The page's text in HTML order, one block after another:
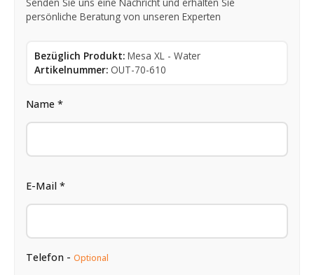
persönliche Beratung von unseren Experten
Bezüglich Produkt: Mesa XL - Water
Artikelnummer: OUT-70-610
Name *
E-Mail *
Telefon - Optional